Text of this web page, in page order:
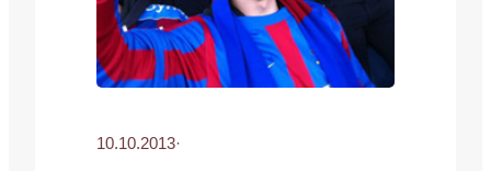
10.10.2013·